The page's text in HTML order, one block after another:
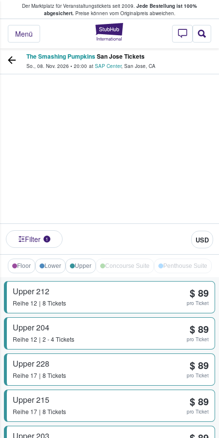
Der Marktplatz für Veranstaltungstickets seit 2009. Jede Bestellung ist 100%
abgesichert.Preise können vom Originalpreis abweichen.
StubHub - Wo
Menü
Tickets kaufen & verkaufen
The Smashing PumpkinsSan Jose Tickets
So., 08. Nov. 2026 • 20:00 at SAP Center, San Jose, CA
Filter 1 USD
Floor Lower Upper Concourse Suite Penthouse Suite
Upper 212
Reihe 12 8 Tickets
$ 89
pro Ticket
Upper 204
Reihe 12 2 - 4 Tickets
$ 89
pro Ticket
Upper 228
Reihe 17 8 Tickets
$ 89
pro Ticket
Upper 215
Reihe 17 8 Tickets
$ 89
pro Ticket